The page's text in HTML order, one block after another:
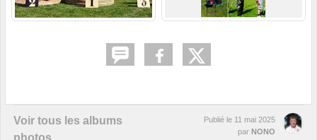
Voir tous les albums
photos
Publié le 11 mai 2025
par NONO